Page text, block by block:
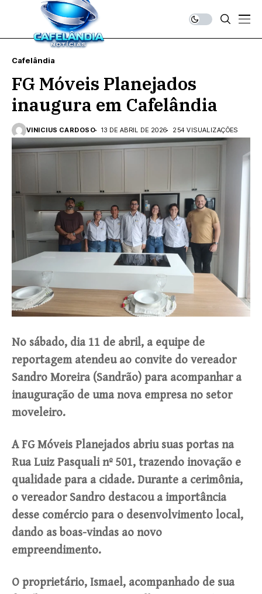
Cafelândia
FG Móveis Planejados
inaugura em Cafelândia
VINICIUS CARDOSO 13 DE ABRIL DE 2026 254 VISUALIZAÇÕES
No sábado, dia 11 de abril, a equipe de
reportagem atendeu ao convite do vereador
Sandro Moreira (Sandrão) para acompanhar a
inauguração de uma nova empresa no setor
moveleiro.
A FG Móveis Planejados abriu suas portas na
Rua Luiz Pasquali nº 501, trazendo inovação e
qualidade para a cidade. Durante a cerimônia,
o vereador Sandro destacou a importância
desse comércio para o desenvolvimento local,
dando as boas-vindas ao novo
empreendimento.
O proprietário, Ismael, acompanhado de sua